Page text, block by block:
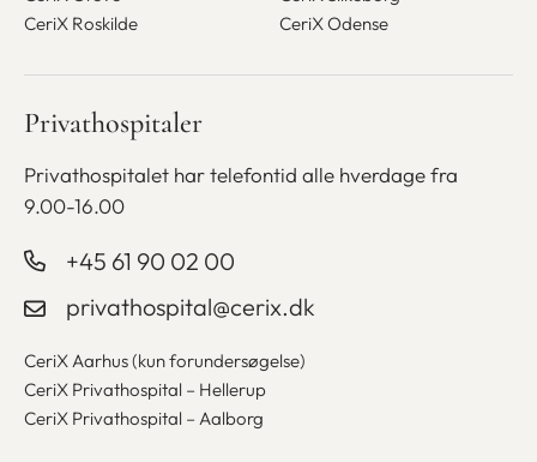
CeriX Roskilde
CeriX Odense
Privathospitaler
Privathospitalet har telefontid alle hverdage fra
9.00-16.00
+45 61 90 02 00
privathospital@cerix.dk
CeriX Aarhus (kun forundersøgelse)
CeriX Privathospital – Hellerup
CeriX Privathospital – Aalborg